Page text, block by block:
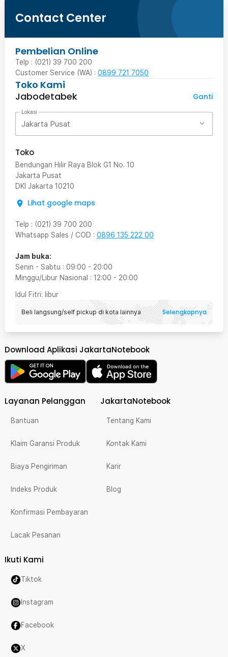
Contact Center
Pembelian Online
Telp : (021) 39 700 200
Customer Service (WA) : 0899 721 7050
Toko Kami
Jabodetabek
Ganti
Lokasi
Jakarta Pusat
Toko
Bendungan Hilir Raya Blok G1 No. 10
Jakarta Pusat
DKI Jakarta 10210
Lihat google maps
Telp : (021) 39 700 200
Whatsapp Sales / COD : 0896 135 222 00
Jam buka:
Senin - Sabtu : 09:00 - 20:00
Minggu/Libur Nasional : 12:00 - 20:00
Idul Fitri: libur
Beli langsung/self pickup di kota lainnya Selengkapnya
Download Aplikasi JakartaNotebook
Layanan Pelanggan
Bantuan
Klaim Garansi Produk
Biaya Pengiriman
Indeks Produk
Konfirmasi Pembayaran
Lacak Pesanan
JakartaNotebook
Tentang Kami
Kontak Kami
Karir
Blog
Ikuti Kami
Tiktok
Instagram
Facebook
X